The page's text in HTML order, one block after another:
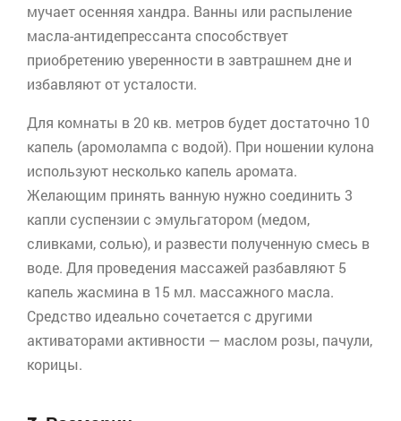
мучает осенняя хандра. Ванны или распыление
масла-антидепрессанта способствует
приобретению уверенности в завтрашнем дне и
избавляют от усталости.
Для комнаты в 20 кв. метров будет достаточно 10
капель (аромолампа с водой). При ношении кулона
используют несколько капель аромата.
Желающим принять ванную нужно соединить 3
капли суспензии с эмульгатором (медом,
сливками, солью), и развести полученную смесь в
воде. Для проведения массажей разбавляют 5
капель жасмина в 15 мл. массажного масла.
Средство идеально сочетается с другими
активаторами активности — маслом розы, пачули,
корицы.